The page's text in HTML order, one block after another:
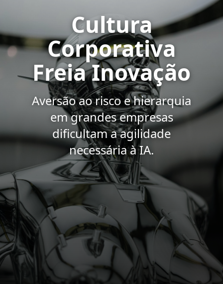
Cultura
Corporativa
Freia Inovação
Aversão ao risco e hierarquia
em grandes empresas
dificultam a agilidade
necessária à IA.